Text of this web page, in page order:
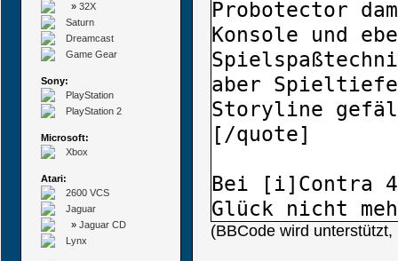
» 32X
Saturn
Dreamcast
Game Gear
Sony:
PlayStation
PlayStation 2
Microsoft:
Xbox
Atari:
2600 VCS
Jaguar
» Jaguar CD
Lynx
(BBCode wird